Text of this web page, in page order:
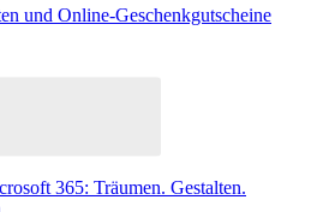
und Online-Geschenkgutscheine
365: Träumen. Gestalten.